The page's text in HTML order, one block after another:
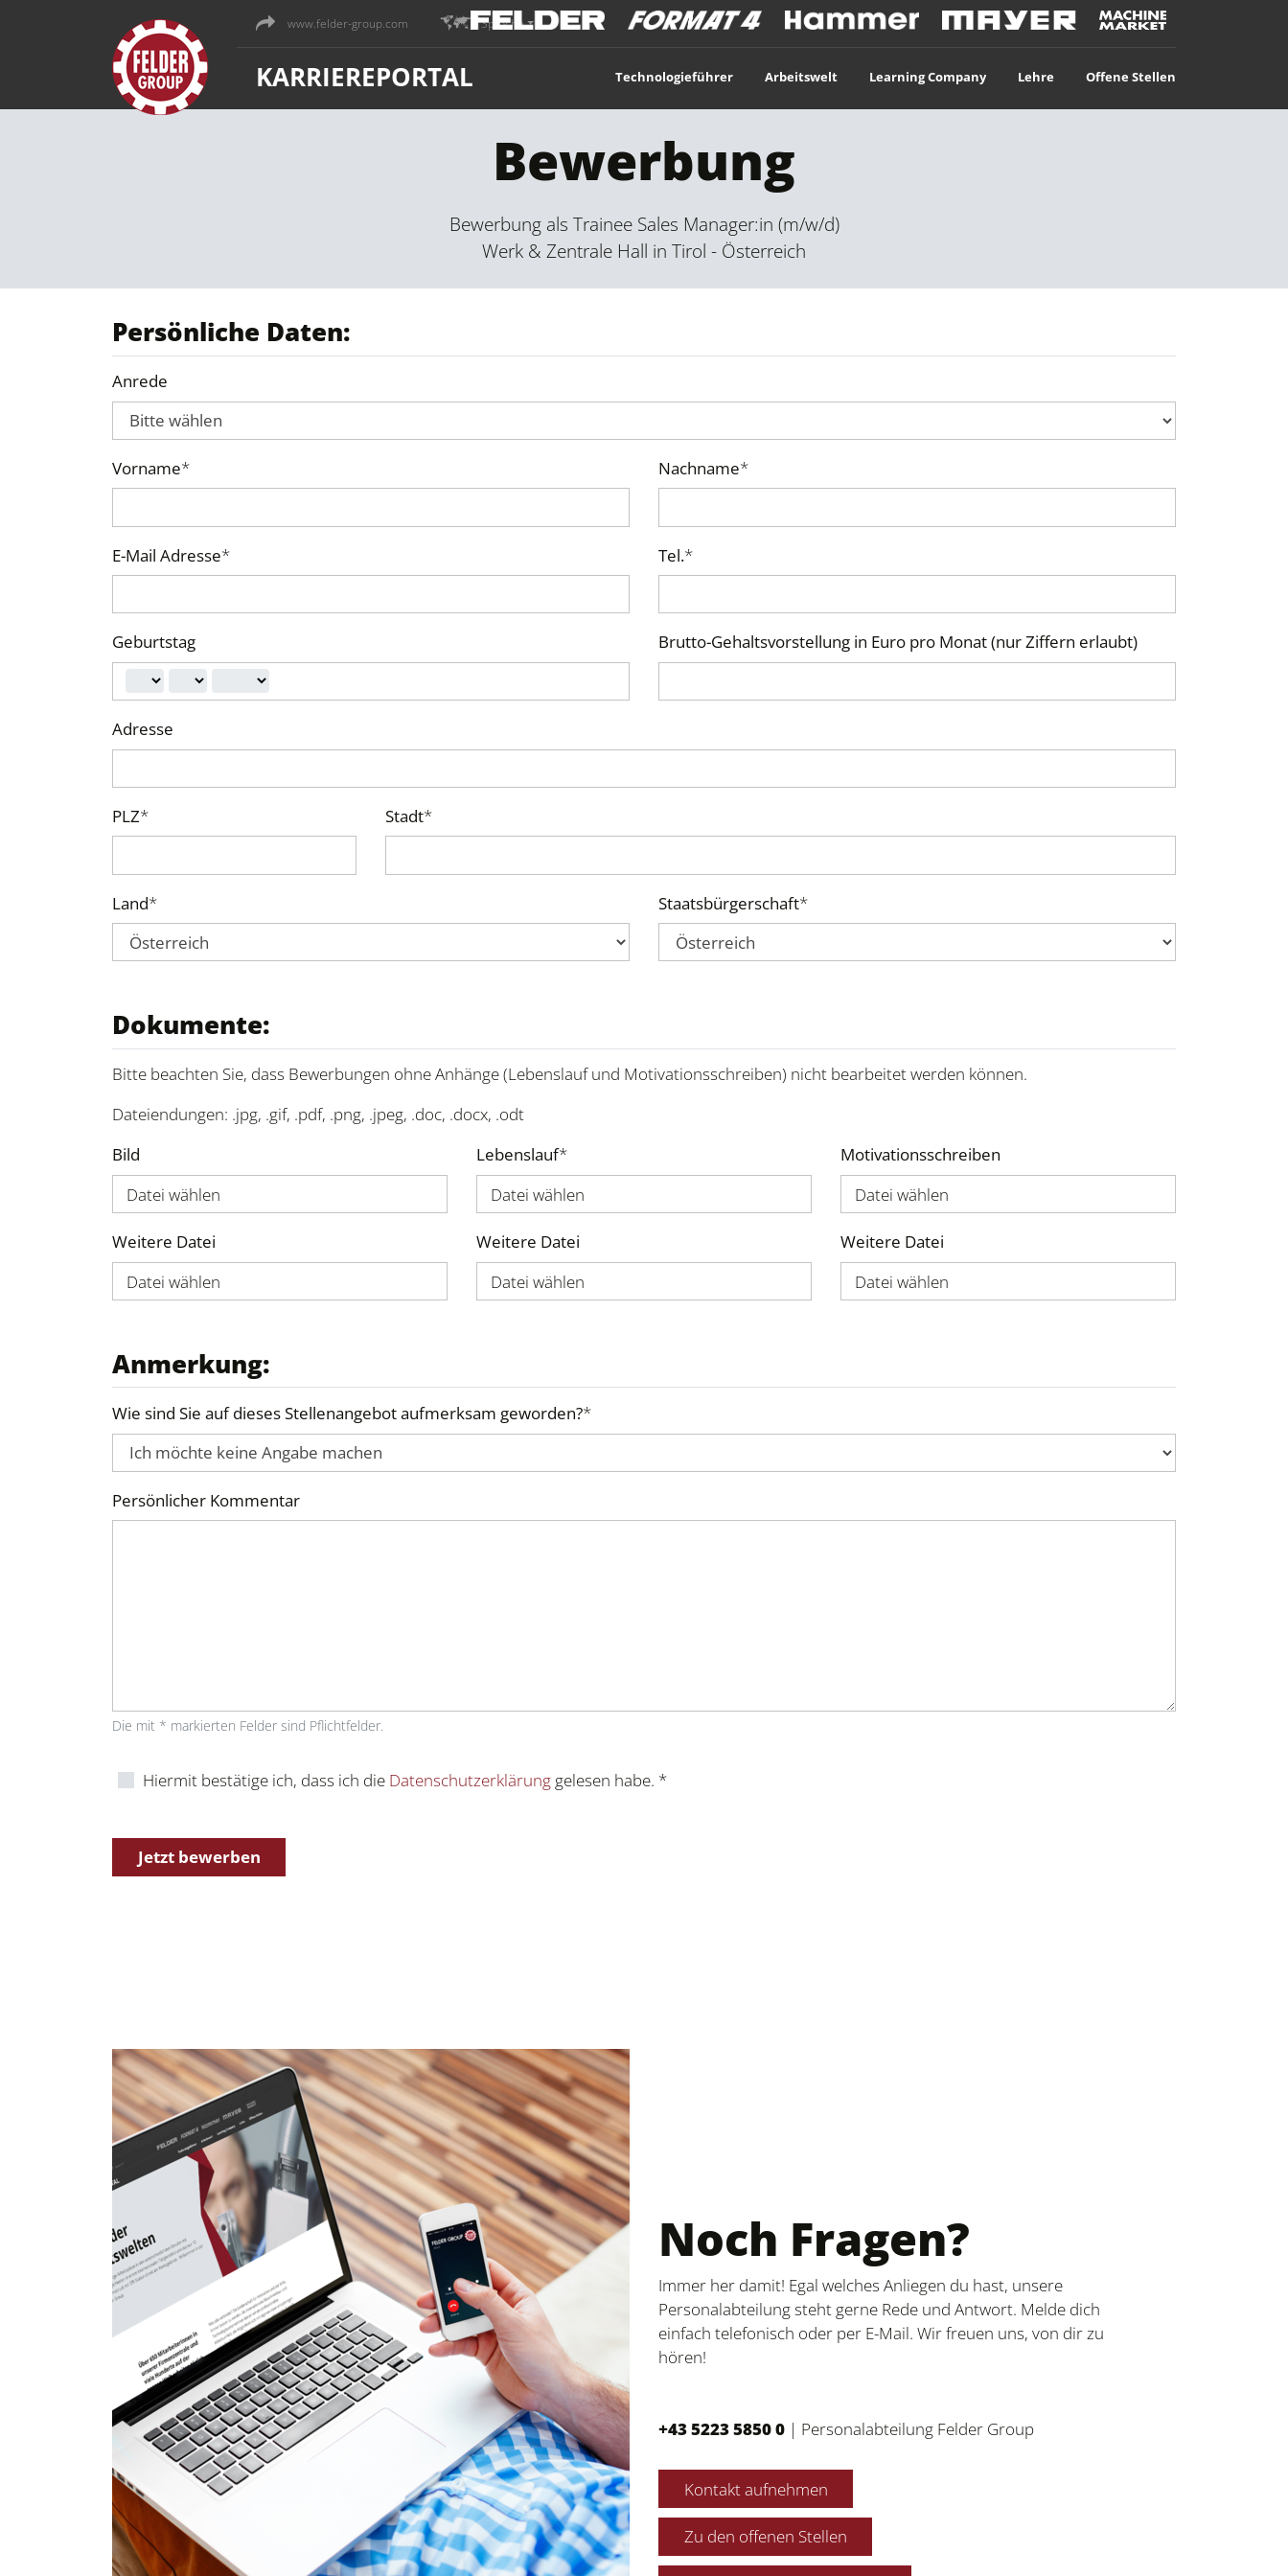
www.felder-group.com Sprache
KARRIEREPORTAL Technologieführer Arbeitswelt Learning Company Lehre Offene Stellen
Bewerbung
Bewerbung als Trainee Sales Manager:in (m/w/d)
Werk & Zentrale Hall in Tirol - Österreich
Persönliche Daten:
Anrede
Vorname* Nachname*
E-Mail Adresse* Tel.*
Geburtstag Brutto-Gehaltsvorstellung in Euro pro Monat (nur Ziffern erlaubt)
Adresse
PLZ* Stadt*
Land* Staatsbürgerschaft*
Dokumente:
Bitte beachten Sie, dass Bewerbungen ohne Anhänge (Lebenslauf und Motivationsschreiben) nicht bearbeitet werden können.
Dateiendungen: .jpg, .gif, .pdf, .png, .jpeg, .doc, .docx, .odt
Bild
Datei wählen
Lebenslauf*
Datei wählen
Motivationsschreiben
Datei wählen
Weitere Datei
Datei wählen
Weitere Datei
Datei wählen
Weitere Datei
Datei wählen
Anmerkung:
Wie sind Sie auf dieses Stellenangebot aufmerksam geworden?*
Persönlicher Kommentar
Die mit * markierten Felder sind Pflichtfelder.
Hiermit bestätige ich, dass ich die Datenschutzerklärunggelesen habe. *
Jetzt bewerben
Noch Fragen?
Immer her damit! Egal welches Anliegen du hast, unsere
Personalabteilung steht gerne Rede und Antwort. Melde dich
einfach telefonisch oder per E-Mail. Wir freuen uns, von dir zu
hören!
+43 5223 5850 0 | Personalabteilung Felder Group
Kontakt aufnehmen
Zu den offenen Stellen